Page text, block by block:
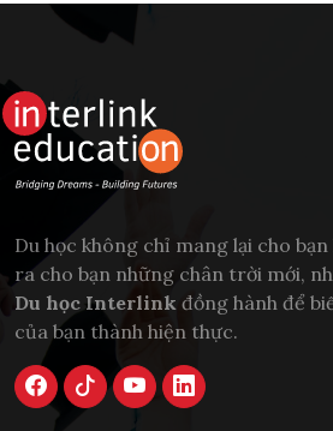
Du học không chỉ mang lại cho
ra cho bạn những chân trời mới,
Du học Interlink đồng hành để
của bạn thành hiện thực.